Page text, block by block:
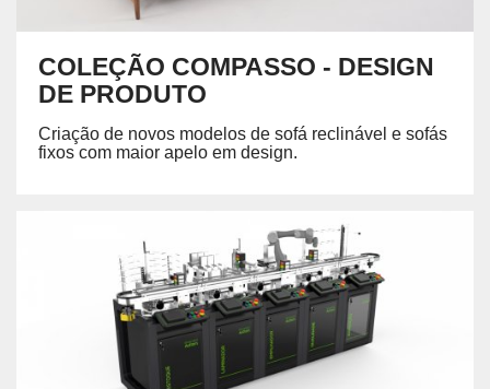
COLEÇÃO COMPASSO - DESIGN
DE PRODUTO
Criação de novos modelos de sofá reclinável e sofás
fixos com maior apelo em design.